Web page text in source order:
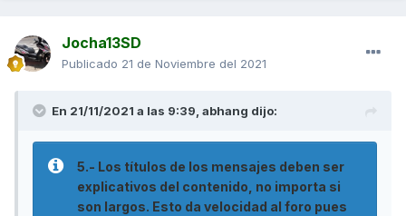
Jocha13SD
Publicado 21 de Noviembre del 2021
En 21/11/2021 a las 9:39, abhang dijo:
5.- Los títulos de los mensajes deben ser
explicativos del contenido, no importa si
son largos. Esto da velocidad al foro pues